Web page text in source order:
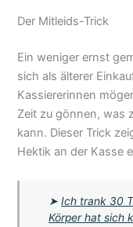
Der Mitleids-Trick
Ein weniger ernst
sich als älterer
Kassiererinnen
Zeit zu gönnen, was
kann. Dieser Trick
Hektik an der Kasse
➤Ich trank 30
Körper hat sich